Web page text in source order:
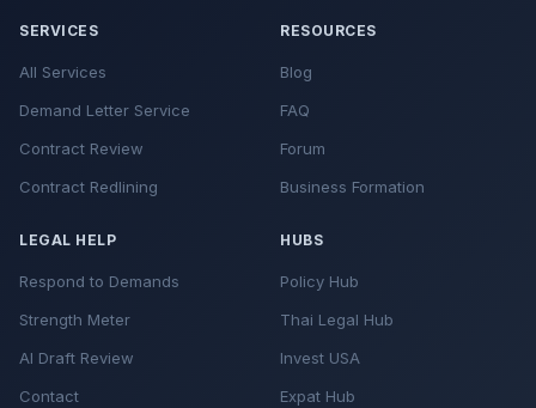
SERVICES
All Services
Demand Letter Service
Contract Review
Contract Redlining
RESOURCES
Blog
FAQ
Forum
Business Formation
LEGAL HELP
Respond to Demands
Strength Meter
AI Draft Review
Contact
HUBS
Policy Hub
Thai Legal Hub
Invest USA
Expat Hub